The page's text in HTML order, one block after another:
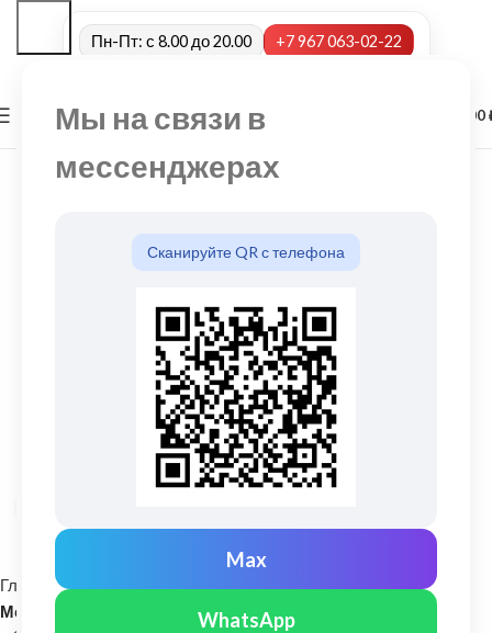
Мы на связи в
мессенджерах
Сканируйте QR с телефона
Max
WhatsApp
Пн-Пт: с 8.00 до 20.00 +7 967 063-02-22
МЕНЮ 0,00
Главная Кровельные материалы
Металлочерепица и комплектующие